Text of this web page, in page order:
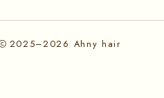
2025–2026 Ahny hair